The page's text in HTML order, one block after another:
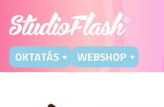
OKTATÁS WEBSHOP